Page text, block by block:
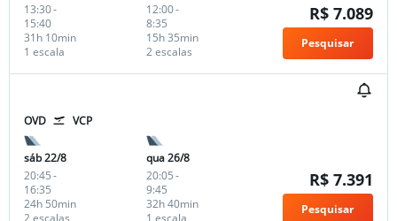
13:30-
15:40
1 escala
31h 10min
12:00-
8:35
2 escalas
15h 35min
R$ 7.089
Pesquisar
OVD VCP
sáb 22/8
20:45-
16:35
2 escalas
24h 50min
qua 26/8
20:05-
9:45
1 escala
32h 40min
R$ 7.391
Pesquisar